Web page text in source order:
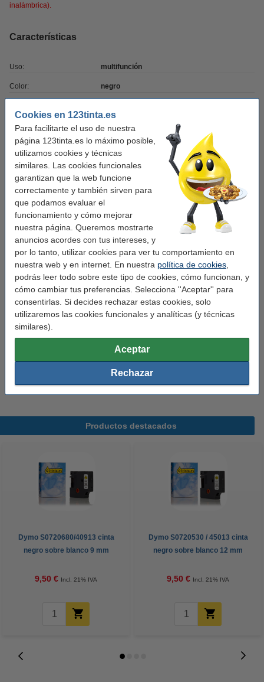
Cookies en 123tinta.es
Para facilitarte el uso de nuestra
página 123tinta.es lo máximo posible,
utilizamos cookies y técnicas
similares. Las cookies funcionales
garantizan que la web funcione
correctamente y también sirven para
que podamos evaluar el
funcionamiento y cómo mejorar
nuestra página. Queremos mostrarte
anuncios acordes con tus intereses, y
por lo tanto, utilizar cookies para ver tu comportamiento en
nuestra web y en internet. En nuestra política de cookies
podrás leer todo sobre este tipo de cookies, cómo funcionan, y
cómo cambiar tus preferencias. Selecciona ''Aceptar'' para
consentirlas. Si decides rechazar estas cookies, solo
utilizaremos las cookies funcionales y analíticas (y técnicas
similares).
Aceptar
Rechazar
inalámbrica).
Características
Uso: multifunción
Color: negro
Medidas: 6 mm x 7 m
Marca: 123tinta
Modelo: autoadhesivo
Núm fábrica:
Núm. de item: 088001
Pack ahorro
Dymo S0720780/43613 negro sobre blanco 6
mm (marca 123tinta) | Pack 5 uds
38,50 €
Consejo: añade el pack ahorro
Productos destacados
Dymo S0720680/40913 cinta
negro sobre blanco 9 mm
9,50 € Incl. 21% IVA
Dymo S0720530 / 45013 cinta
negro sobre blanco 12 mm
9,50 € Incl. 21% IVA